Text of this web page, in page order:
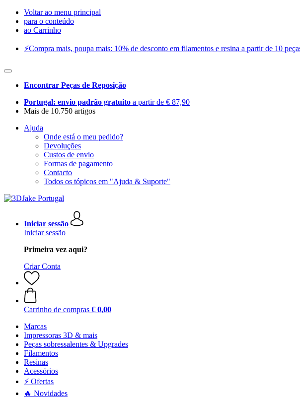
Voltar ao menu principal
para o conteúdo
ao Carrinho
⚡️Compra mais, poupa mais: 10% de desconto em filamentos e resina a partir de 10
Encontrar Peças de Reposição
Portugal: envio padrão gratuito a partir de € 87,90
Mais de 10.750 artigos
Ajuda
Onde está o meu pedido?
Devoluções
Custos de envio
Formas de pagamento
Contacto
Todos os tópicos em "Ajuda & Suporte"
Iniciar sessão
Iniciar sessão
Primeira vez aqui?
Criar Conta
Carrinho de compras € 0,00
Marcas
Impressoras 3D & mais
Peças sobressalentes & Upgrades
Filamentos
Resinas
Acessórios
⚡ Ofertas
🔥 Novidades